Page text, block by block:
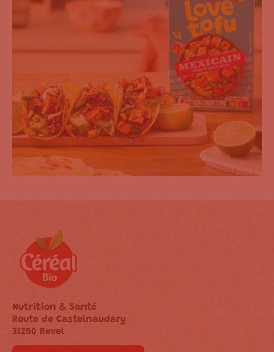
Nutrition & Santé
Route de Castelnaudary
31250 Revel